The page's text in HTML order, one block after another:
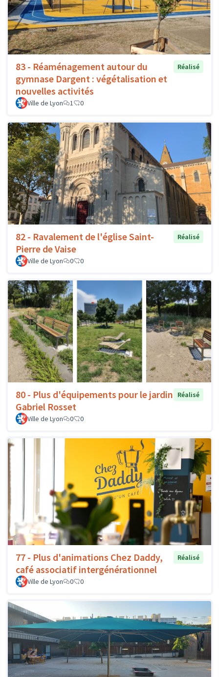
83 - Réaménagement autour du
gymnase Dargent : végétalisation et
nouvelles activités
Réalisé
Ville de Lyon 1 0
82 - Ravalement de l'église Saint-
Pierre de Vaise
Réalisé
Ville de Lyon 0 0
80 - Plus d'équipements pour le jardin
Gabriel Rosset
Réalisé
Ville de Lyon 0 0
77 - Plus d'animations Chez Daddy,
café associatif intergénérationnel
Réalisé
Ville de Lyon 0 0